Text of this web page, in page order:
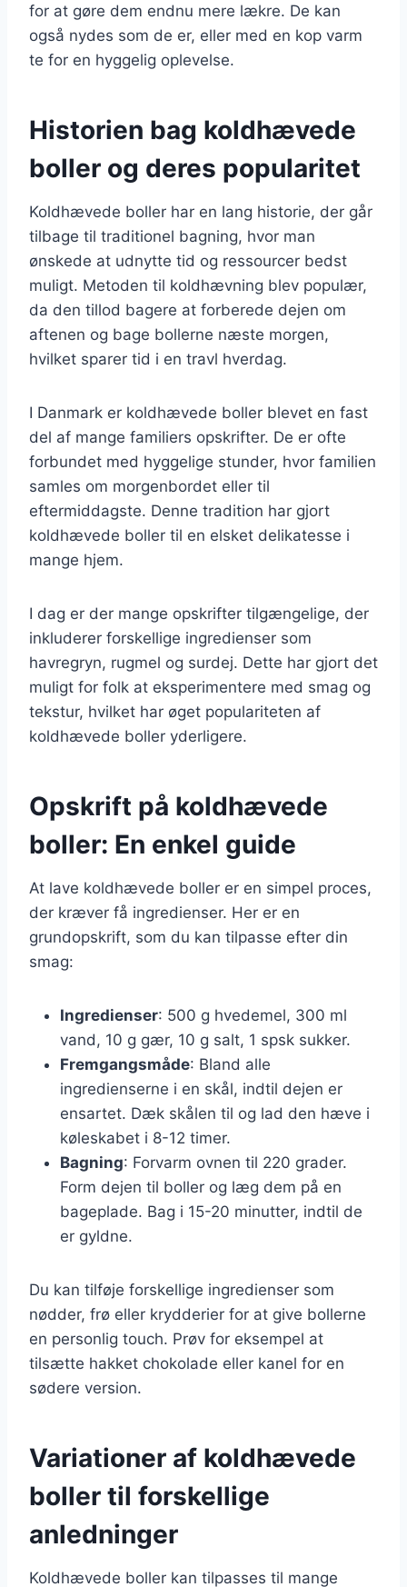
for at gøre dem endnu mere lækre. De kan
også nydes som de er, eller med en kop varm
te for en hyggelig oplevelse.
Historien bag koldhævede
boller og deres popularitet
Koldhævede boller har en lang historie, der går
tilbage til traditionel bagning, hvor man
ønskede at udnytte tid og ressourcer bedst
muligt. Metoden til koldhævning blev populær,
da den tillod bagere at forberede dejen om
aftenen og bage bollerne næste morgen,
hvilket sparer tid i en travl hverdag.
I Danmark er koldhævede boller blevet en fast
del af mange familiers opskrifter. De er ofte
forbundet med hyggelige stunder, hvor familien
samles om morgenbordet eller til
eftermiddagste. Denne tradition har gjort
koldhævede boller til en elsket delikatesse i
mange hjem.
I dag er der mange opskrifter tilgængelige, der
inkluderer forskellige ingredienser som
havregryn, rugmel og surdej. Dette har gjort det
muligt for folk at eksperimentere med smag og
tekstur, hvilket har øget populariteten af
koldhævede boller yderligere.
Opskrift på koldhævede
boller: En enkel guide
At lave koldhævede boller er en simpel proces,
der kræver få ingredienser. Her er en
grundopskrift, som du kan tilpasse efter din
smag:
Ingredienser: 500 g hvedemel, 300 ml
vand, 10 g gær, 10 g salt, 1 spsk sukker.
Fremgangsmåde: Bland alle
ingredienserne i en skål, indtil dejen er
ensartet. Dæk skålen til og lad den hæve i
køleskabet i 8-12 timer.
Bagning: Forvarm ovnen til 220 grader.
Form dejen til boller og læg dem på en
bageplade. Bag i 15-20 minutter, indtil de
er gyldne.
Du kan tilføje forskellige ingredienser som
nødder, frø eller krydderier for at give bollerne
en personlig touch. Prøv for eksempel at
tilsætte hakket chokolade eller kanel for en
sødere version.
Variationer af koldhævede
boller til forskellige
anledninger
Koldhævede boller kan tilpasses til mange